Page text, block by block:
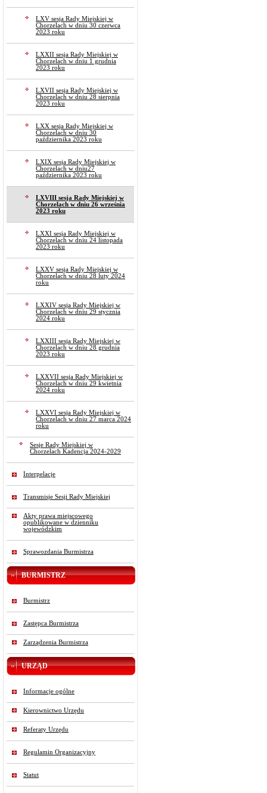
LXV sesja Rady Miejskiej w
Chorzelach w dniu 30 czerwca
2023 roku
LXXII sesja Rady Miejskiej w
Chorzelach w dniu 1 grudnia
2023 roku
LXVII sesja Rady Miejskiej w
Chorzelach w dniu 28 sierpnia
2023 roku
LXX sesja Rady Miejskiej w
Chorzelach w dniu 30
października 2023 roku
LXIX sesja Rady Miejskiej w
Chorzelach w dniu27
października 2023 roku
LXVIII sesja Rady Miejskiej w
Chorzelach w dniu 26 września
2023 roku
LXXI sesja Rady Miejskiej w
Chorzelach w dniu 24 listopada
2023 roku
LXXV sesja Rady Miejskiej w
Chorzelach w dniu 28 luty 2024
roku
LXXIV sesja Rady Miejskiej w
Chorzelach w dniu 29 stycznia
2024 roku
LXXIII sesja Rady Miejskiej w
Chorzelach w dniu 28 grudnia
2023 roku
LXXVII sesja Rady Miejskiej w
Chorzelach w dniu 29 kwietnia
2024 roku
LXXVI sesja Rady Miejskiej w
Chorzelach w dniu 27 marca 2024
roku
Sesje Rady Miejskiej w
Chorzelach Kadencja 2024-2029
Interpelacje
Transmisje Sesji Rady Miejskiej
Akty prawa miejscowego
opublikowane w dzienniku
wojewódzkim
Sprawozdania Burmistrza
BURMISTRZ
Burmistrz
Zastępca Burmistrza
Zarządzenia Burmistrza
URZĄD
Informacje ogólne
Kierownictwo Urzędu
Referaty Urzędu
Regulamin Organizacyjny
Statut